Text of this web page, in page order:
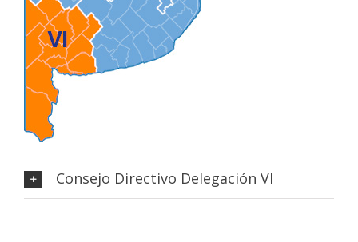
Consejo Directivo Delegación VI